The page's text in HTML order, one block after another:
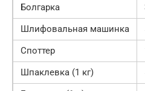
Болгарка
Шлифовальная машинка
Споттер
Шпаклевка (1 кг)